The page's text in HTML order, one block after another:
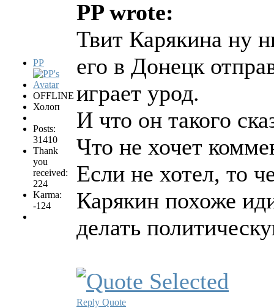
PP
OFFLINE
Холоп
Posts:
31410
Thank
you
received:
224
Karma:
-124
PP wrote:
Твит Карякина ну
его в Донецк
играет урод.
И что он такого
Что не хочет
Если не хотел, то
Карякин похоже
делать
Reply Quote